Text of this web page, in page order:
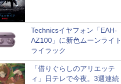
Technicsイヤフォン「EAH-
AZ100」に新色ムーンライト
ライラック
「借りぐらしのアリエッテ
ィ」日テレで今夜。3週連続